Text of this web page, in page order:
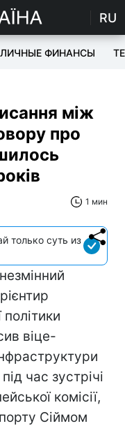
RU
ЛИЧНЫЕ ФИНАНСЫ
між
про
1 мин
только суть из
віце-
час зустрічі
комісії,
Сіймом